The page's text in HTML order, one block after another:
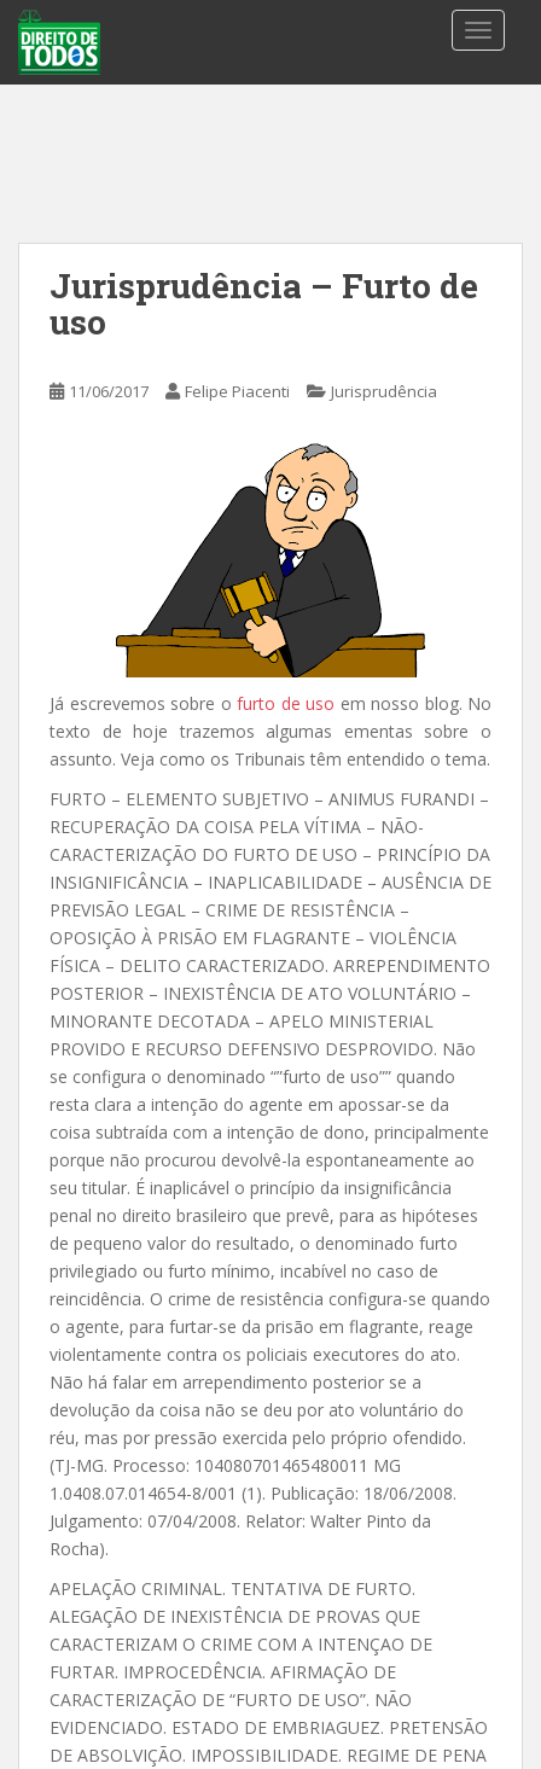
Jurisprudência – Furto de
uso
11/06/2017 Felipe Piacenti Jurisprudência
Já escrevemos sobre o furto de uso em nosso blog. No
texto de hoje trazemos algumas ementas sobre o
assunto. Veja como os Tribunais têm entendido o tema.
FURTO – ELEMENTO SUBJETIVO – ANIMUS FURANDI –
RECUPERAÇÃO DA COISA PELA VÍTIMA – NÃO-
CARACTERIZAÇÃO DO FURTO DE USO – PRINCÍPIO DA
INSIGNIFICÂNCIA – INAPLICABILIDADE – AUSÊNCIA DE
PREVISÃO LEGAL – CRIME DE RESISTÊNCIA –
OPOSIÇÃO À PRISÃO EM FLAGRANTE – VIOLÊNCIA
FÍSICA – DELITO CARACTERIZADO. ARREPENDIMENTO
POSTERIOR – INEXISTÊNCIA DE ATO VOLUNTÁRIO –
MINORANTE DECOTADA – APELO MINISTERIAL
PROVIDO E RECURSO DEFENSIVO DESPROVIDO. Não
se configura o denominado “”furto de uso”” quando
resta clara a intenção do agente em apossar-se da
coisa subtraída com a intenção de dono, principalmente
porque não procurou devolvê-la espontaneamente ao
seu titular. É inaplicável o princípio da insignificância
penal no direito brasileiro que prevê, para as hipóteses
de pequeno valor do resultado, o denominado furto
privilegiado ou furto mínimo, incabível no caso de
reincidência. O crime de resistência configura-se quando
o agente, para furtar-se da prisão em flagrante, reage
violentamente contra os policiais executores do ato.
Não há falar em arrependimento posterior se a
devolução da coisa não se deu por ato voluntário do
réu, mas por pressão exercida pelo próprio ofendido.
(TJ-MG. Processo: 104080701465480011 MG
1.0408.07.014654-8/001 (1). Publicação: 18/06/2008.
Julgamento: 07/04/2008. Relator: Walter Pinto da
Rocha).
APELAÇÃO CRIMINAL. TENTATIVA DE FURTO.
ALEGAÇÃO DE INEXISTÊNCIA DE PROVAS QUE
CARACTERIZAM O CRIME COM A INTENÇAO DE
FURTAR. IMPROCEDÊNCIA. AFIRMAÇÃO DE
CARACTERIZAÇÃO DE “FURTO DE USO”. NÃO
EVIDENCIADO. ESTADO DE EMBRIAGUEZ. PRETENSÃO
DE ABSOLVIÇÃO. IMPOSSIBILIDADE. REGIME DE PENA